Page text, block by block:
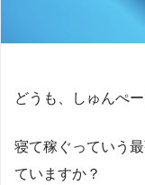
どうも、しゅんぺー
寝て稼ぐっていう
ていますか？